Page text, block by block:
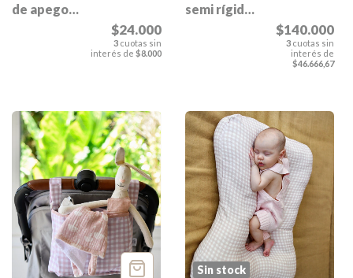
de apego
$24.000
3cuotas sin
interés de $8.000
semi rígido
$140.000
3 cuotas sin
interés de
$46.666,67
Sin stock